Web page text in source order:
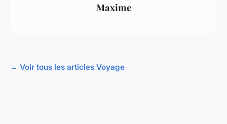
Maxime
← Voir tous les articles Voyage